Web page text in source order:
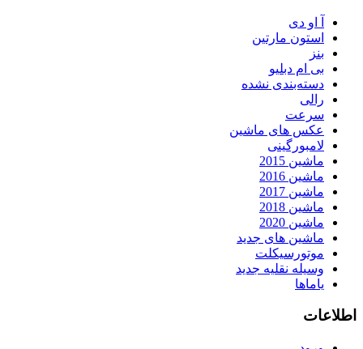
آ او دی
استون مارتین
بنز
بی ام دبلیو
دسته‌بندی نشده
رالی
سرعت
عکس های ماشین
لامبورگینی
ماشین 2015
ماشین 2016
ماشین 2017
ماشین 2018
ماشین 2020
ماشین های جدید
موتورسیکلت
وسیله نقلیه جدید
یاماها
اطلاعات